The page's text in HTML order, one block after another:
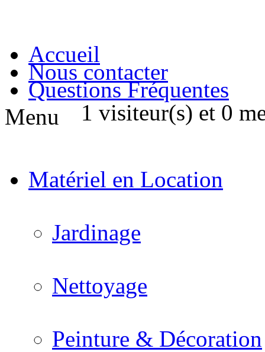
1 visiteur(s) et 0
Accueil
Nous contacter
Questions Fréquentes
Menu
Matériel en Location
Jardinage
Nettoyage
Peinture & Décoration